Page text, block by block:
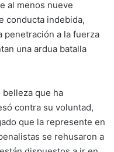
al menos nueve
conducta indebida,
penetración a la fuerza
una ardua batalla
belleza que ha
contra su voluntad,
que la represente en
se rehusaron a